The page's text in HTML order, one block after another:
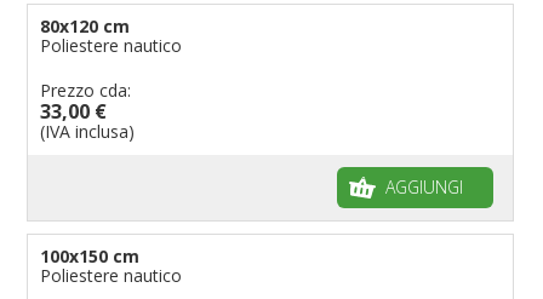
80x120 cm
Poliestere nautico
Prezzo cda:
33,00 €
(IVA inclusa)
AGGIUNGI
100x150 cm
Poliestere nautico